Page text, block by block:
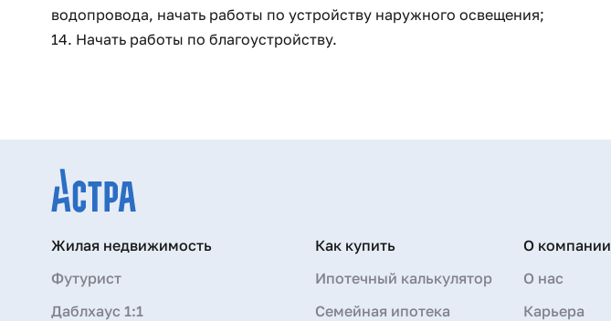
водопровода, начать работы по устройству наружного освещения;
14. Начать работы по благоустройству.
Жилая недвижимость
Футурист
Даблхаус 1:1
Как купить
Ипотечный калькулятор
Семейная ипотека
О компании
О нас
Карьера